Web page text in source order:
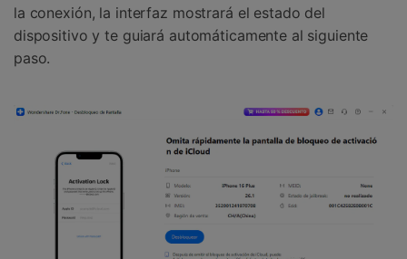
la conexión, la interfaz mostrará el estado del
dispositivo y te guiará automáticamente al siguiente
paso.